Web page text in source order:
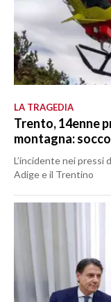
LA TRAGEDIA
Trento, 14enne
montagna:
L’incidente nei pressi
Adige e il Trentino